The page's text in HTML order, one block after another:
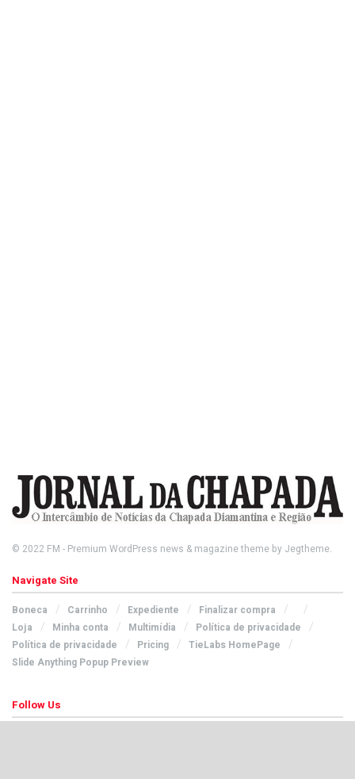
© 2022 FM - Premium WordPress news & magazine theme by Jegtheme.
Navigate Site
Boneca Carrinho Expediente
Finalizar compra
Loja
Minha conta Multimídia
Política de privacidade
Política de privacidade
Pricing
TieLabs HomePage
Slide Anything Popup Preview
Follow Us